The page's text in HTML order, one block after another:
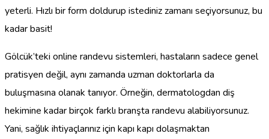
yeterli. Hızlı bir form doldurup istediniz zamanı seçiyorsunuz, bu
kadar basit!
Gölcük’teki online randevu sistemleri, hastaların sadece genel
pratisyen değil, aynı zamanda uzman doktorlarla da
buluşmasına olanak tanıyor. Örneğin, dermatologdan diş
hekimine kadar birçok farklı branşta randevu alabiliyorsunuz.
Yani, sağlık ihtiyaçlarınız için kapı kapı dolaşmaktan